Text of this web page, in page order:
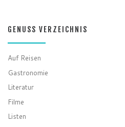
GENUSS VERZEICHNIS
Auf Reisen
Gastronomie
Literatur
Filme
Listen